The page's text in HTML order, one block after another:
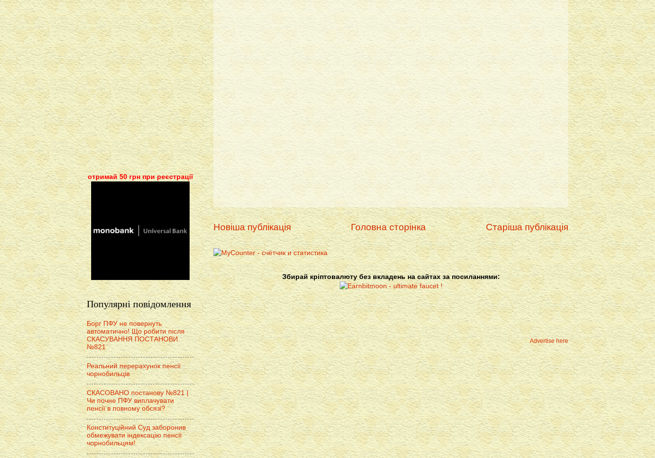
Новіша публікація Старіша публікація
Головна сторінка
Збирай кріптовалюту без вкладень на сайтах за посиланнями:
Advertise here
отримай 50 грн при реєстрації
Популярні повідомлення
Борг ПФУ не повернуть
автоматично! Що робити після
СКАСУВАННЯ ПОСТАНОВИ
№821
Реальний перерахунок пенсії
чорнобильців
СКАСОВАНО постанову №821 |
Чи почне ПФУ виплачувати
пенсії в повному обсязі?
Конституційний Суд заборонив
обмежувати індексацію пенсії
чорнобильцям!